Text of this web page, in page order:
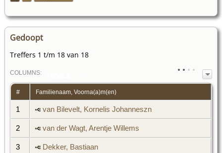
Gedoopt
Treffers 1 t/m 18 van 18
COLUMN S:
# Familienaam, Voorna(a)m(en)
1 van Bilevelt, Kornelis Johanneszn
2 van der Wagt, Arentje Willems
3 Dekker, Bastiaan